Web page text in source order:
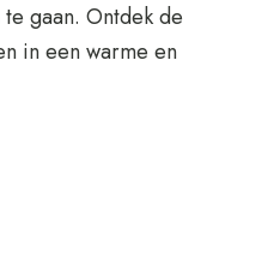
gaan. Ontdek de
in een warme en